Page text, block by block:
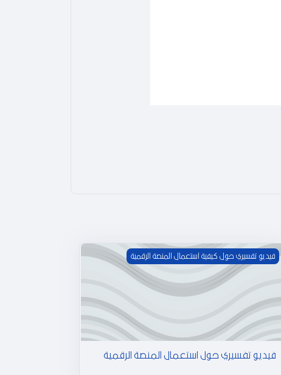
فيديو تفسيري حول استعمال المنصة الرقمية
فيديو تفسيري حول كيفية استعمال المنصة الرقمية
فيديو تفسيري حول استعمال المنصة الرقمية